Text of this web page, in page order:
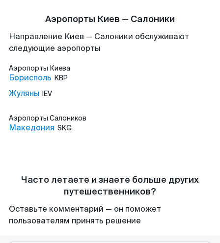
Аэропорты Киев — Салоники
Направление Киев — Салоники обслуживают
следующие аэропорты
Аэропорты Киева
Борисполь KBP
Жуляны IEV
Аэропорты Салоников
Македония SKG
Часто летаете и знаете больше других
путешественников?
Оставьте комментарий — он поможет
пользователям принять решение